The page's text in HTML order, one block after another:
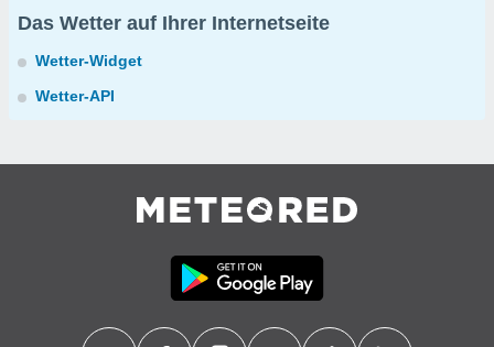
Das Wetter auf Ihrer Internetseite
Wetter-Widget
Wetter-API